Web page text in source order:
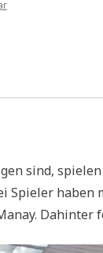
zu
sind,
Spieler
Dahinter